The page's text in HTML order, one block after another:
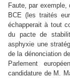
Faute, par exemple,
BCE (les traités
échapperait à tout
du pacte de
asphyxie une
de la dénonciation
Parlement
candidature de M.